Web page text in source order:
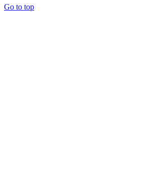
Go to top